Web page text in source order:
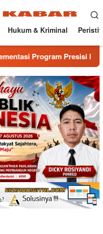
Hukum & Kriminal
Presisi Kapolri